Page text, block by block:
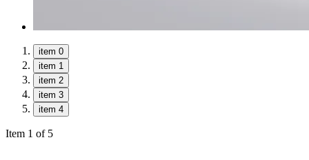
item 0
item 1
item 2
item 3
item 4
Item 1 of 5